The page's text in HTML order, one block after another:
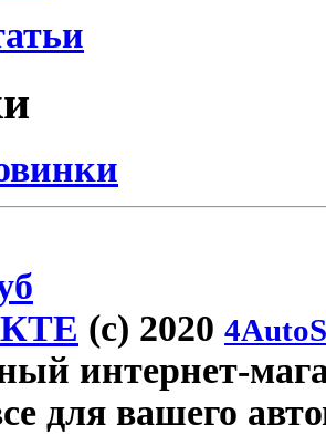
(c) 2020
интернет-
для вашего